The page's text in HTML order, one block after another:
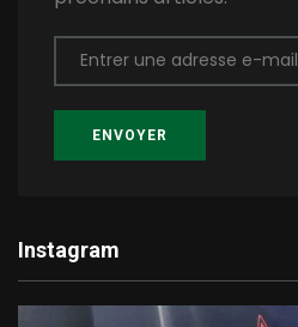
Entrer une adresse e-mail
ENVOYER
Instagram